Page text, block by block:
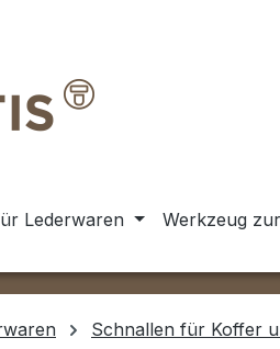
Lederwaren Werkzeug
Schnallen für Koffer